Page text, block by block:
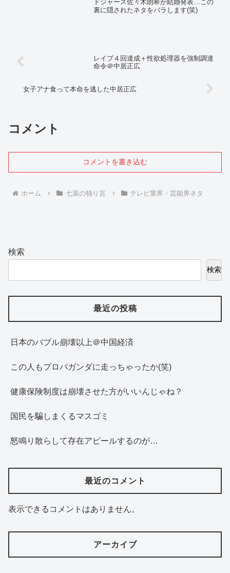
ドジャース佐々木朗希が結婚発表…この
裏に隠されたネタをバラします(笑)
レイプ４回達成＋性欲処理器を強制調達
命令＠中居正広
女子アナ食って本命を逃した中居正広
コメント
コメントを書き込む
ホーム 七菜の独り言 テレビ業界・芸能界ネタ
検索
検索
最近の投稿
日本のバブル崩壊以上＠中国経済
この人もプロパガンダに走っちゃったか(笑)
健康保険制度は崩壊させた方がいいんじゃね？
国民を騙しまくるマスゴミ
怒鳴り散らして存在アピールするのが…
最近のコメント
表示できるコメントはありません。
アーカイブ